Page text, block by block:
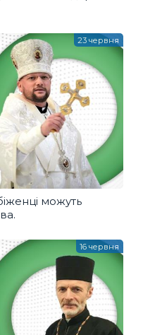
можуть
23 червня
16 червня